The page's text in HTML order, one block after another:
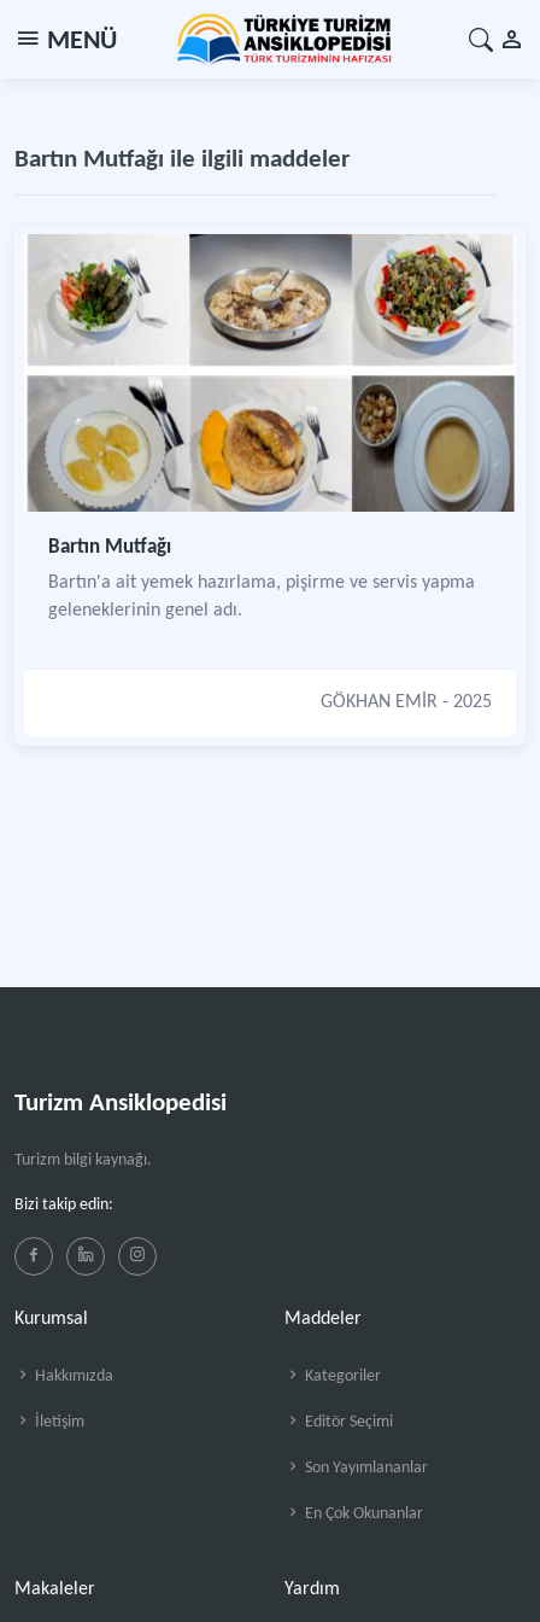
MENÜ
Bartın Mutfağı ile ilgili maddeler
Bartın Mutfağı
Bartın'a ait yemek hazırlama, pişirme ve servis yapma
geleneklerinin genel adı.
GÖKHAN EMİR - 2025
Turizm Ansiklopedisi
Turizm bilgi kaynağı.
Bizi takip edin:
Kurumsal
Hakkımızda
İletişim
Maddeler
Kategoriler
Editör Seçimi
Son Yayımlananlar
En Çok Okunanlar
Makaleler Yardım